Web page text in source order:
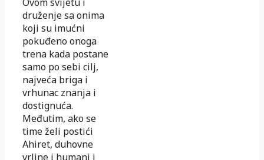
druženje sa onima
koji su imućni
pokuđeno onoga
trena kada postane
samo po sebi cilj,
najveća briga i
vrhunac znanja i
dostignuća.
Međutim, ako se
time želi postići
Ahiret, duhovne
vrline i humani i